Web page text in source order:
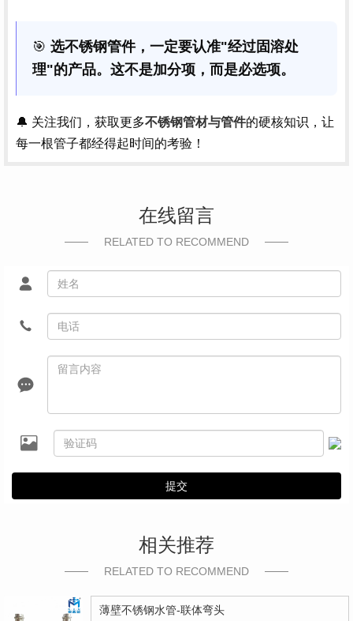
🎯 选不锈钢管件，一定要认准"经过固溶处
理"的产品。这不是加分项，而是必选项。
🔔 关注我们，获取更多不锈钢管材与管件的硬核知识，让
每一根管子都经得起时间的考验！
在线留言
RELATED TO RECOMMEND
提交
相关推荐
RELATED TO RECOMMEND
薄壁不锈钢水管-联体弯头